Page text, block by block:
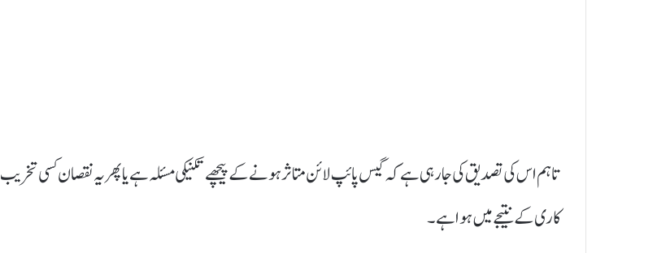
تاہم اس کی تصدیق کی جا رہی ہے کہ گیس پائپ لائن متاثر ہونے کے پیچھے تکنیکی مسئلہ ہے یا پھر یہ نقصان کسی تخریب
کاری کے نتیجے میں ہوا ہے ۔